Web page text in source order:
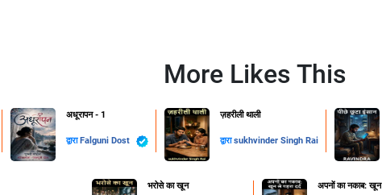
More Likes This
अधूरापन - 1
द्वारा Falguni Dost
ज़हरीली थाली
द्वाराsukhvinder Singh Rai
​भरोसे का खून अपनों का नकाब: खून